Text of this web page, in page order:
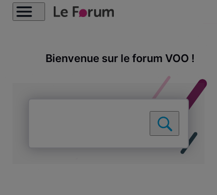
Bienvenue sur le forum VOO !